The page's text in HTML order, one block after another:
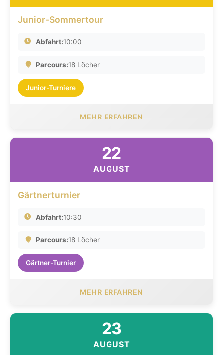
Junior-Sommertour
Abfahrt:10:00
Parcours:18 Löcher
Junior-Turniere
MEHR ERFAHREN
22
AUGUST
Gärtnerturnier
Abfahrt:10:30
Parcours:18 Löcher
Gärtner-Turnier
MEHR ERFAHREN
23
AUGUST